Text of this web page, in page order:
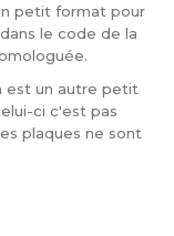
petit format pour
le code de la
est un autre petit
ci c'est pas
plaques ne sont